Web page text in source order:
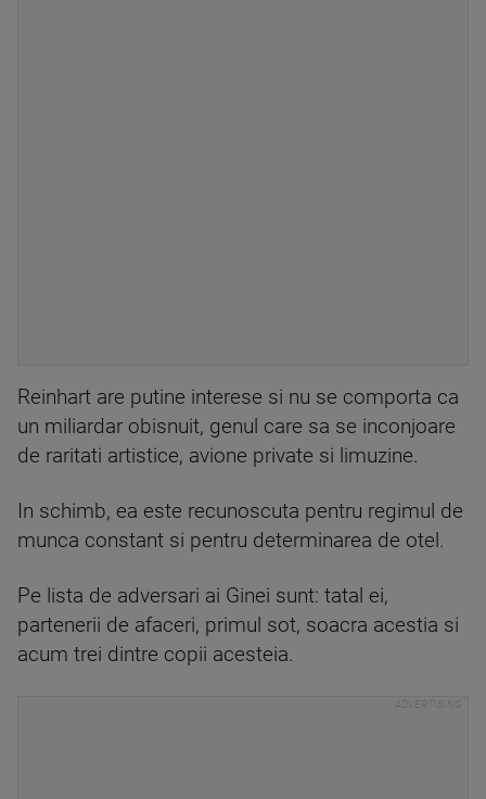
Reinhart are putine interese si nu se comporta ca
un miliardar obisnuit, genul care sa se inconjoare
de raritati artistice, avione private si limuzine.
In schimb, ea este recunoscuta pentru regimul de
munca constant si pentru determinarea de otel.
Pe lista de adversari ai Ginei sunt: tatal ei,
partenerii de afaceri, primul sot, soacra acestia si
acum trei dintre copii acesteia.